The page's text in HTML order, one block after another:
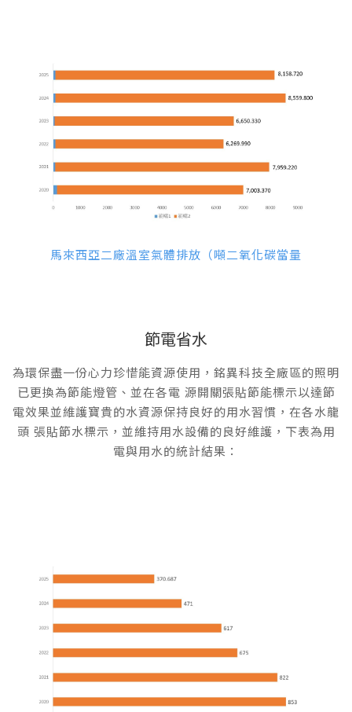
馬來西亞二廠溫室氣體排放（噸二氧化碳當量
節電省水
為環保盡一份心力珍惜能資源使用，銘異科技全廠區的照明
已更換為節能燈管、並在各電 源開關張貼節能標示以達節
電效果並維護寶貴的水資源保持良好的用水習慣，在各水龍
頭 張貼節水標示，並維持用水設備的良好維護，下表為用
電與用水的統計結果：